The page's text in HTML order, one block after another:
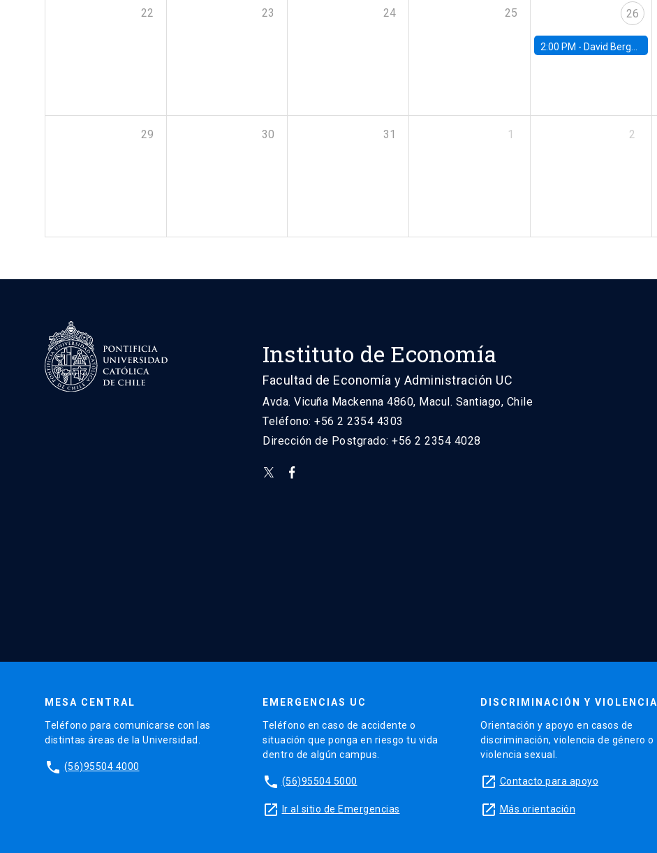
22 23 24 25 26
2:00 PM - David Berger, Duke
29 30 31 1 2
Instituto de Economía
Facultad de Economía y Administración UC
Avda. Vicuña Mackenna 4860, Macul. Santiago, Chile
Teléfono: +56 2 2354 4303
Dirección de Postgrado: +56 2 2354 4028
MESA CENTRAL
Teléfono para comunicarse con las
distintas áreas de la Universidad.
phone (56)95504 4000
EMERGENCIAS UC
Teléfono en caso de accidente o
situación que ponga en riesgo tu vida
dentro de algún campus.
phone (56)95504 5000
launch Ir al sitio de Emergencias
DISCRIMINACIÓN Y VIOLENCIA
Orientación y apoyo en casos de
discriminación, violencia de género o
violencia sexual.
launch Contacto para apoyo
launch Más orientación